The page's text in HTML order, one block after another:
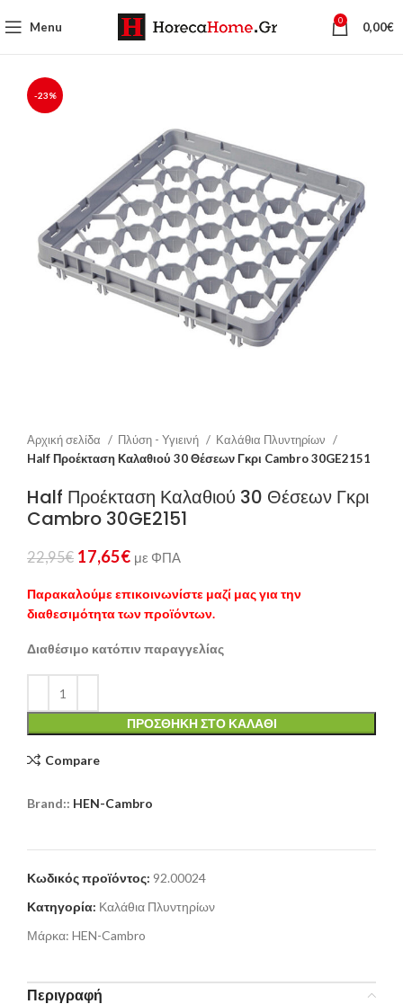
Menu 0 0,00€
-23%
Αρχική σελίδα Πλύση - Υγιεινή
Καλάθια Πλυντηρίων
Half Προέκταση Καλαθιού 30 Θέσεων Γκρι Cambro 30GE2151
Half Προέκταση Καλαθιού 30 Θέσεων Γκρι
Cambro 30GE2151
22,95€ 17,65€ με ΦΠΑ
Παρακαλούμε επικοινωνίστε μαζί μας για την
διαθεσιμότητα των προϊόντων.
Διαθέσιμο κατόπιν παραγγελίας
ΠΡΟΣΘΉΚΗ ΣΤΟ ΚΑΛΆΘΙ
Compare
Brand:: HEN-Cambro
Κωδικός προϊόντος: 92.00024
Κατηγορία: Καλάθια Πλυντηρίων
Μάρκα: HEN-Cambro
Περιγραφή